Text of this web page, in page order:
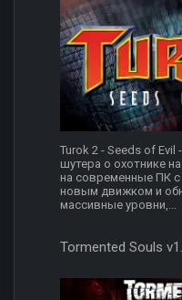
Turok 2 - Seeds of Evil
шутера о охотнике
на современные ПК
новым движком и
массивные уровни,...
Tormented Souls